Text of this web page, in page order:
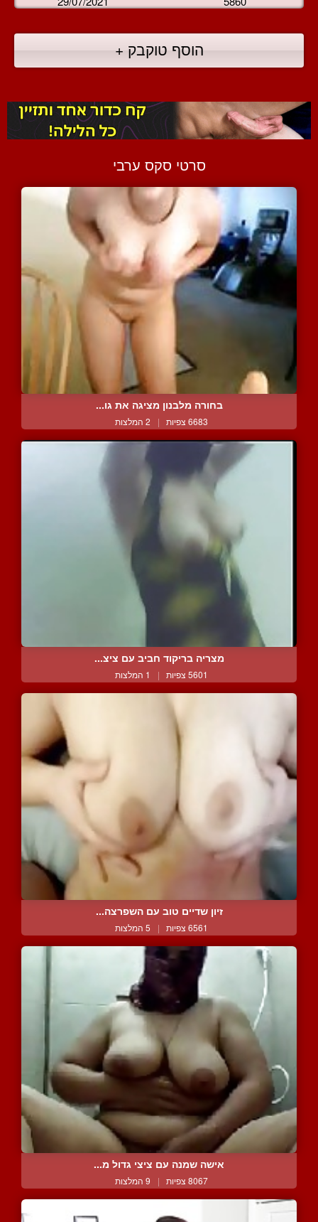
הוסף טוקבק +
סרטי סקס ערבי
בחורה מלבנון מציגה את גו...
6683 צפיות | 2 המלצות
מצריה בריקוד חביב עם ציצ...
5601 צפיות | 1 המלצות
זיון שדיים טוב עם השפרצה...
6561 צפיות | 5 המלצות
אישה שמנה עם ציצי גדול מ...
8067 צפיות | 9 המלצות